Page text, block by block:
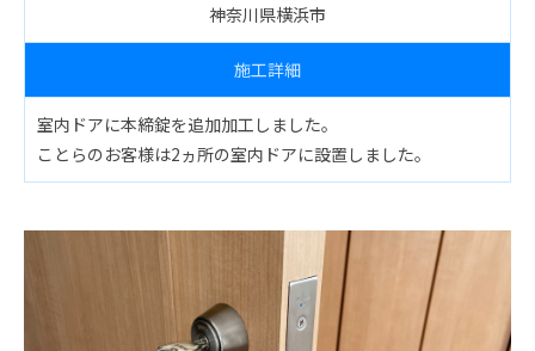
神奈川県横浜市
施工詳細
室内ドアに本締錠を追加加工しました。
ことらのお客様は2ヵ所の室内ドアに設置しました。